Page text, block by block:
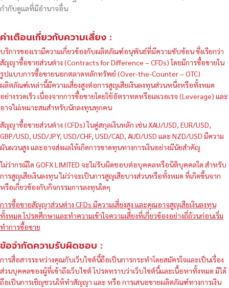
กำกับดูแลที่มีอำนาจอื่น
คำเตือนเกี่ยวกับความเสี่ยง :
บริการของเรามีความเกี่ยวข้องกับผลิตภัณฑ์อนุพันธ์ที่มีความซับซ้อน ซึ่งเรียกว่า
สัญญาซื้อขายส่วนต่าง (Contracts for Difference – CFDs) โดยมีการซื้อขายใน
รูปแบบการซื้อขายนอกตลาดหลักทรัพย์ (Over-the-Counter – OTC)
ผลิตภัณฑ์เหล่านี้มีความเสี่ยงสูงต่อการสูญเสียเงินลงทุนส่วนหนึ่งหรือทั้งหมด
อย่างรวดเร็ว เนื่องจากการซื้อขายโดยใช้อัตราทดหรือเลเวอเรจ (Leverage) และ
อาจไม่เหมาะสมสำหรับนักลงทุนทุกคน
สัญญาซื้อขายส่วนต่าง (CFDs) ในคู่สกุลเงินหลัก เช่น XAU/USD, EUR/USD,
GBP/USD, USD/JPY, USD/CHF, USD/CAD, AUD/USD และ NZD/USD มีความ
ผันผวนสูง และอาจส่งผลให้เกิดการขาดทุนทางการเงินอย่างมีนัยสำคัญ
ไม่ว่ากรณีใด GOFX LIMITED จะไม่รับผิดชอบต่อบุคคลหรือนิติบุคคลใด สำหรับ
การสูญเสียเงินลงทุน ไม่ว่าจะเป็นการสูญเสียบางส่วนหรือทั้งหมด ที่เกิดขึ้นจาก
หรือเกี่ยวข้องกับกิจกรรมการลงทุนใดๆ
การซื้อขายสัญญาส่วนต่าง CFDs มีความเสี่ยงสูง และคุณอาจสูญเสียเงินลงทุน
ทั้งหมด โปรดศึกษาและทำความเข้าใจความเสี่ยงที่เกี่ยวข้องอย่างถี่ถ้วนก่อนเริ่ม
ทำการซื้อขาย
ข้อจำกัดความรับผิดชอบ :
การสื่อสารระหว่างคุณกับเว็บไซต์นี้ถือเป็นการกระทำโดยสมัครใจและเป็นเรื่อง
ส่วนบุคคลของผู้ที่เข้าถึงเว็บไซต์ โปรดทราบว่าเว็บไซต์นี้และเนื้อหาทั้งหมด มิได้
ถือเป็นการเชิญชวนให้ทำสัญญา และ หรือ การเสนอขายผลิตภัณฑ์ทางการเงิน